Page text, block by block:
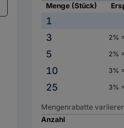
Menge (Stück)
1
3
2%
5
2%
10
3%
25
3%
Mengenrabatte
Anzahl